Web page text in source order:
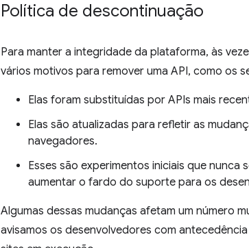
Política de descontinuação
Para manter a integridade da plataforma, às
vários motivos para remover uma API, como os
Elas foram substituídas por APIs mais
Elas são atualizadas para refletir as
navegadores.
Esses são experimentos iniciais que
aumentar o fardo do suporte para os
Algumas dessas mudanças afetam um número
avisamos os desenvolvedores com